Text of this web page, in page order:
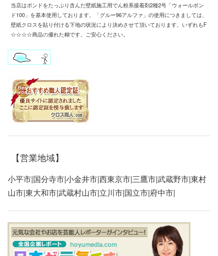
当店はボンドをたっぷり含んだ壁紙施工用でん粉系接着剤2種2号「ウォールボン
ド100」 を基本使用しております 。「グルー96アルファ」の使用につきましては、
壁紙クロスを貼り付ける下地の状況により決めさせて頂いております
いずれもF
☆☆☆☆商品の優れた糊です ご安心ください。
【営業地域】
小平市|国分寺市|小金井市|西東京市|三鷹市|武蔵野市|東村
山市|東大和市|武蔵村山市|立川市|国立市|府中市|